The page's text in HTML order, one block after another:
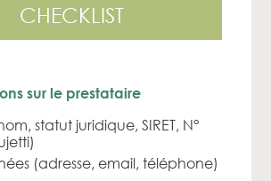
CHECKLIST
sur le prestataire
statut juridique, SIRET, N°
(adresse, email, téléphone)